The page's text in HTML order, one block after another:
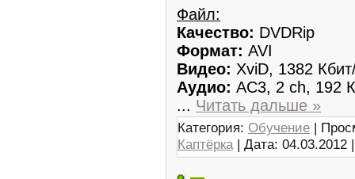
Файл:
Качество: DVDRip
Формат: AVI
Видео: XviD, 1382
Аудио: AC3, 2 ch, 192
... Читать дальше »
Категория: Обучение |
Каптёрка | Дата: 04.03.2012